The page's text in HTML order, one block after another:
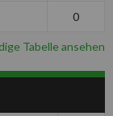
0
Tabelle ansehen